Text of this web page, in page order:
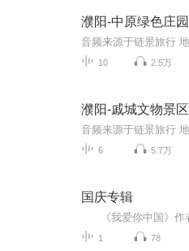
濮阳-中原绿色庄园
10 2.5万
濮阳-戚城文物景区
6 5.7万
国庆专辑
1 78